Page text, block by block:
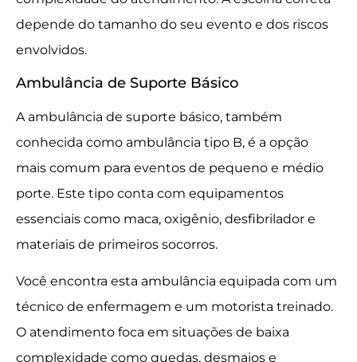
depende do tamanho do seu evento e dos riscos
envolvidos.
Ambulância de Suporte Básico
A ambulância de suporte básico, também
conhecida como ambulância tipo B, é a opção
mais comum para eventos de pequeno e médio
porte. Este tipo conta com equipamentos
essenciais como maca, oxigênio, desfibrilador e
materiais de primeiros socorros.
Você encontra esta ambulância equipada com um
técnico de enfermagem e um motorista treinado.
O atendimento foca em situações de baixa
complexidade como quedas, desmaios e